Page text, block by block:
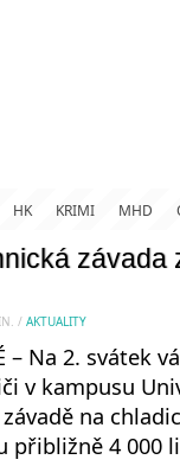
HK KRIMI MHD
závada
/ AKTUALITY
– Na 2. svátek
v kampusu
na
přibližně 4 000